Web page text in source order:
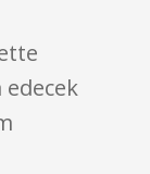
edecek